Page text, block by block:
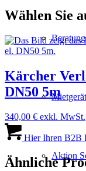
Aktion
Wählen Sie
Kärcher
DN50 5m
340,00 € exkl. MwSt.
Hier Ihren B2B
Ähnliche